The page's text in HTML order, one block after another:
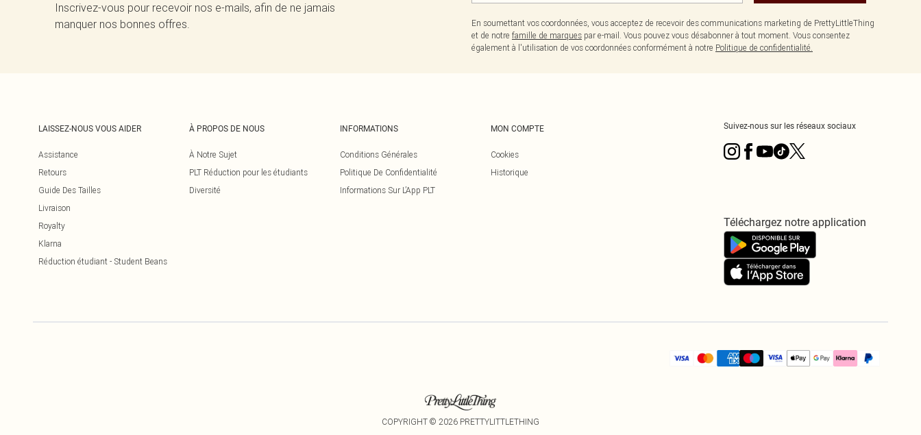
Inscrivez-vous pour recevoir nos e-mails, afin de ne jamais
manquer nos bonnes offres.
En soumettant vos coordonnées, vous acceptez de recevoir des communications marketing de PrettyLittleThing
et de notre famille de marques par e-mail. Vous pouvez vous désabonner à tout moment. Vous consentez
également à l'utilisation de vos coordonnées conformément à notre Politique de confidentialité.
LAISSEZ-NOUS VOUS AIDER
Assistance
Retours
Guide Des Tailles
Livraison
Royalty
Klarna
Réduction étudiant - Student Beans
À PROPOS DE NOUS
À Notre Sujet
PLT Réduction pour les étudiants
Diversité
INFORMATIONS
Conditions Générales
Politique De Confidentialité
Informations Sur L’App PLT
MON COMPTE
Cookies
Historique
Suivez-nous sur les réseaux sociaux
Téléchargez notre application
COPYRIGHT © 2026 PRETTYLITTLETHING